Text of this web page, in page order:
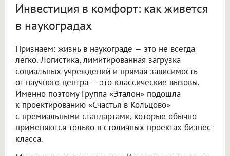
Инвестиция в комфорт: как живется
в наукоградах
Признаем: жизнь в наукограде — это не всегда
легко. Логистика, лимитированная загрузка
социальных учреждений и прямая зависимость
от научного центра — это классические вызовы.
Именно поэтому Группа «Эталон» подошла
к проектированию «Счастья в Кольцово»
с премиальными стандартами, которые обычно
применяются только в столичных проектах бизнес-
класса.